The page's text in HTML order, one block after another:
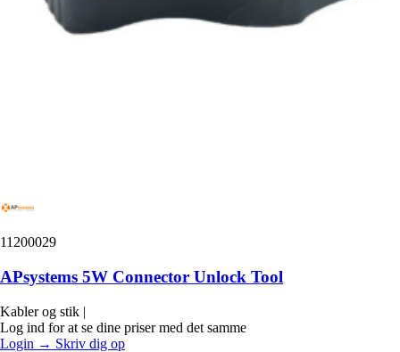
11200029
APsystems 5W Connector Unlock Tool
Kabler og stik |
Log ind for at se dine priser med det samme
Login → Skriv dig op